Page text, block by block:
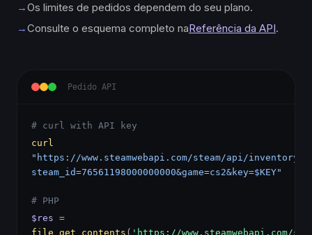
→Os limites de pedidos dependem do seu plano.
→Consulte o esquema completo naReferência da API.
Pedido API
# curl with API key
curl
"https://www.steamwebapi.com/steam/api/inventory?
steam_id=76561198000000000&game=cs2&key=$KEY"
# PHP
$res =
file_get_contents ( 'https://www.steamwebapi.com/